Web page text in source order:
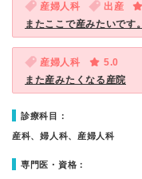
産婦人科 出産
またここで産みたいです。
産婦人科
5.0
また産みたくなる産院
診療科目：
産科、婦人科、産婦人科
専門医・資格：